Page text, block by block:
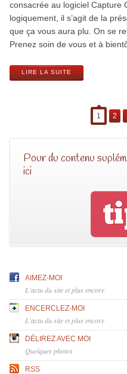
consacrée au logiciel Capture
logiquement, il s’agit de la
que ça vous aura plu. On se
Prenez soin de vous et à
LIRE LA SUITE
1 2
Pour du contenu
ici
AIMEZ-MOI
L'actu du site et plus encore
ENCERCLEZ-MOI
L'actu du site et plus encore
DÉLIREZ AVEC MOI
Quelques photos
RSS